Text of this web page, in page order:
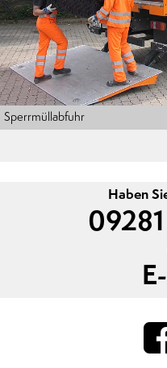
Sperrmüllabfuhr
Haben